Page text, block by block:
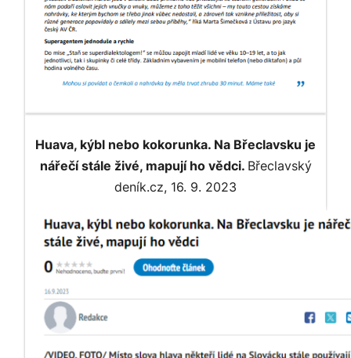
Huava, kýbl nebo kokorunka. Na Břeclavsku je
nářečí stále živé, mapují ho vědci. Břeclavský
deník.cz, 16. 9. 2023